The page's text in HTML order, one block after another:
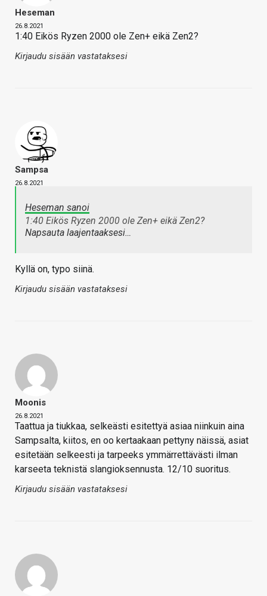
Heseman
26.8.2021
1:40 Eikös Ryzen 2000 ole Zen+ eikä Zen2?
Kirjaudu sisään vastataksesi
Sampsa
26.8.2021
Heseman sanoi
1:40 Eikös Ryzen 2000 ole Zen+ eikä Zen2?
Napsauta laajentaaksesi…
Kyllä on, typo siinä.
Kirjaudu sisään vastataksesi
Moonis
26.8.2021
Taattua ja tiukkaa, selkeästi esitettyä asiaa niinkuin aina
Sampsalta, kiitos, en oo kertaakaan pettyny näissä, asiat
esitetään selkeesti ja tarpeeks ymmärrettävästi ilman
karseeta teknistä slangioksennusta. 12/10 suoritus.
Kirjaudu sisään vastataksesi